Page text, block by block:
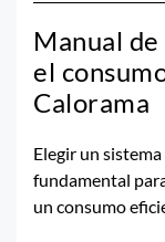
Manual
el
Calorama
Elegir un
fundamental
un consumo